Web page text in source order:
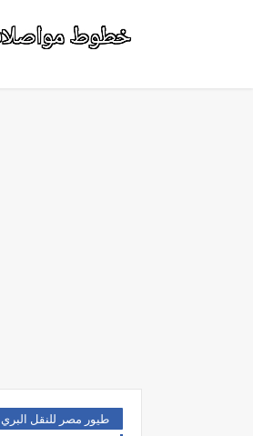
طيور مصر للنقل البري